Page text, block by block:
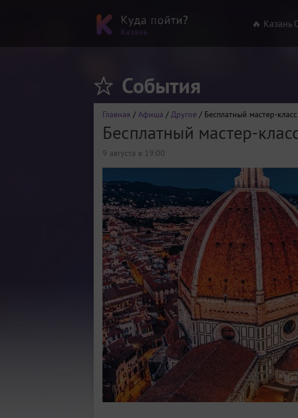
🔥 Казань
События
Главная / Афиша / Другое / Бесплатный мастер-
Бесплатный мастер-
9 августа в 19:00